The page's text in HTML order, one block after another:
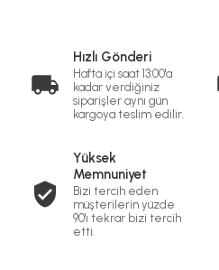
Hızlı Gönderi
Hafta içi saat 13:00'a
kadar verdiğiniz
siparişler aynı gün
kargoya teslim edilir.
Yüksek
Memnuniyet
Bizi tercih eden
müşterilerin yüzde
90'ı tekrar bizi tercih
etti.